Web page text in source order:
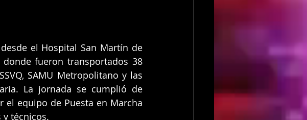
el Hospital San Martín de
fueron transportados 38
SAMU Metropolitano y las
La jornada se cumplió de
equipo de Puesta en Marcha
técnicos.